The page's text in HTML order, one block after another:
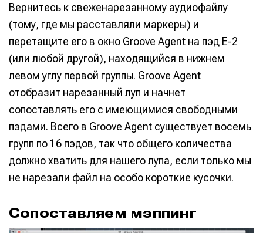
Вернитесь к свеженарезанному аудиофайлу
(тому, где мы расставляли маркеры) и
перетащите его в окно Groove Agent на пэд E-2
(или любой другой), находящийся в нижнем
левом углу первой группы. Groove Agent
отобразит нарезанный луп и начнет
сопоставлять его с имеющимися свободными
пэдами. Всего в Groove Agent существует восемь
групп по 16 пэдов, так что общего количества
должно хватить для нашего лупа, если только мы
не нарезали файл на особо короткие кусочки.
Сопоставляем мэппинг